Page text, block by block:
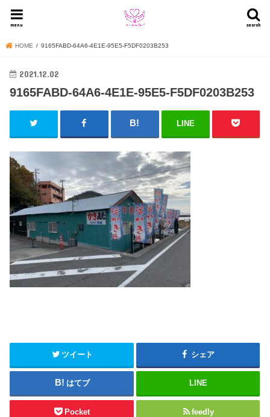
search
menu
HOME 9165FABD-64A6-4E1E-95E5-F5DF0203B253
2021.12.02
9165FABD-64A6-4E1E-95E5-F5DF0203B253
LINE
ツイート シェア
はてブ LINE
Pocket feedly